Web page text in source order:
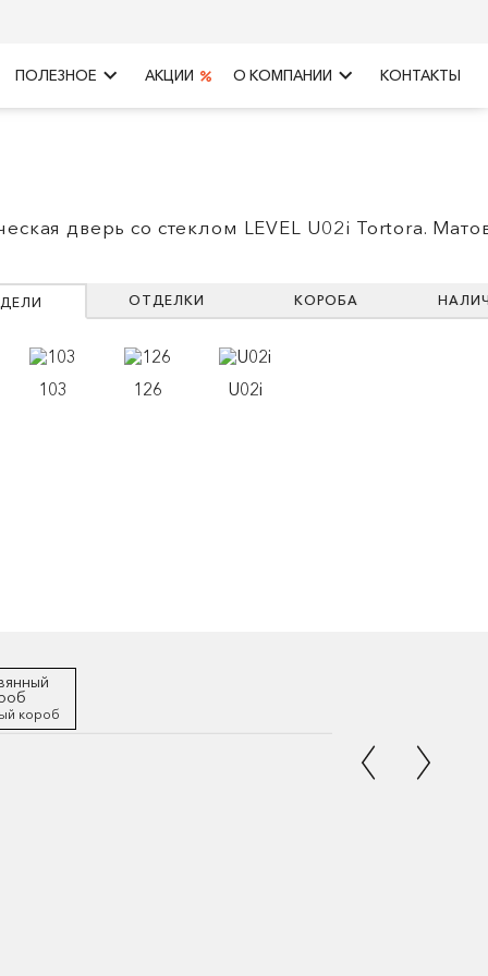
ПОЛЕЗНОЕ keyboard_arrow_right АКЦИИ О КОМПАНИИ keyboard_arrow_right КОНТАКТЫ
дверь со стеклом LEVEL U02i Tortora.
ОТДЕЛКИ КОРОБА
103 126 U02i
короб